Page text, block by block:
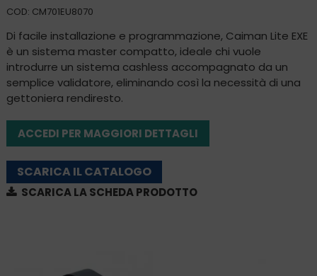
COD: CM701EU8070
Di facile installazione e programmazione, Caiman Lite EXE
è un sistema master compatto, ideale chi vuole
introdurre un sistema cashless accompagnato da un
semplice validatore, eliminando così la necessità di una
gettoniera rendiresto.
ACCEDI PER MAGGIORI DETTAGLI
SCARICA IL CATALOGO
SCARICA LA SCHEDA PRODOTTO